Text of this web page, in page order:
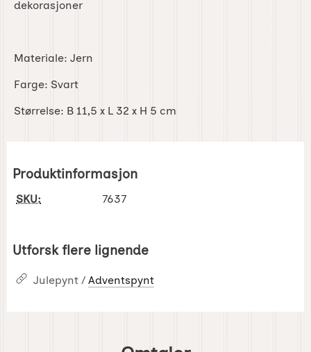
dekorasjoner
Materiale: Jern
Farge: Svart
Størrelse: B 11,5 x L 32 x H 5 cm
Produktinformasjon
SKU: 7637
Utforsk flere lignende
Julepynt / Adventspynt